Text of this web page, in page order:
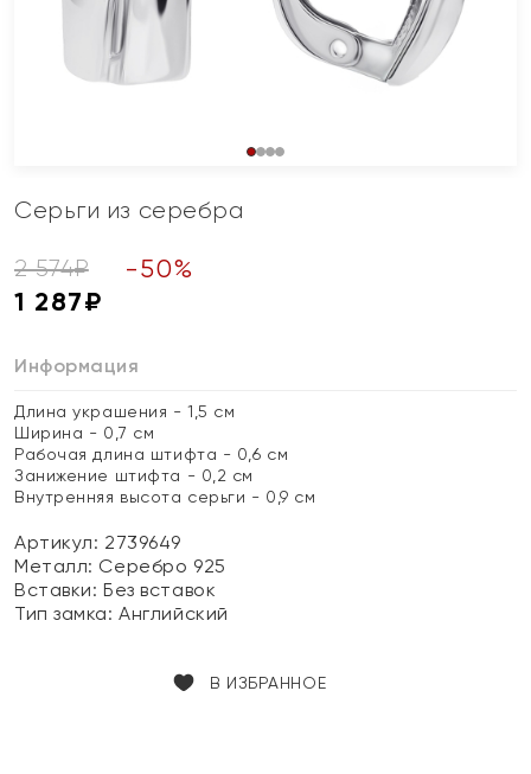
Серьги из серебра
2 574₽ -50%
1 287₽
Информация
Длина украшения - 1,5 см
Ширина - 0,7 см
Рабочая длина штифта - 0,6 см
Занижение штифта - 0,2 см
Внутренняя высота серьги - 0,9 см
Артикул: 2739649
Металл: Серебро 925
Вставки:Без вставок
Тип замка:Английский
В ИЗБРАННОЕ